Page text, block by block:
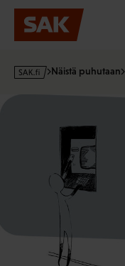
Hyppää
sisältöön
s
Näistä puhutaan